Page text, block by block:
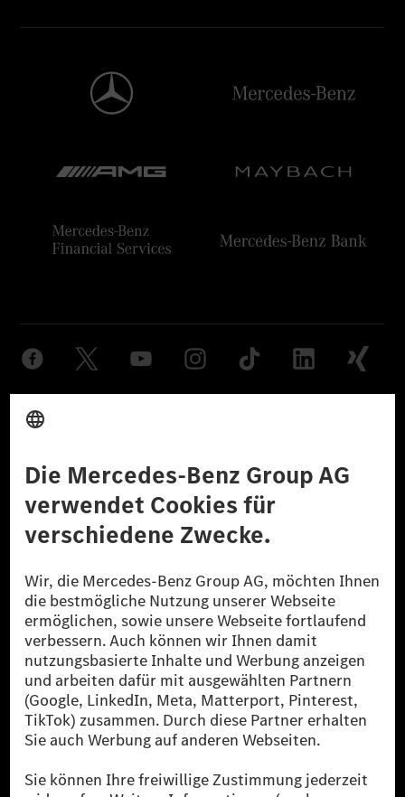
© 2026 Mercedes-Benz Group AG. Alle Rechte vorbehalten.
reduzierte CO₂-Emissionen bei der Mercedes-Benz Group durch
zertifizierte Ausgleichsprojekte kompensiert werden.
[2] Renewable Charging ist ein integraler Bestandteil von MB.CHARGE
Public in Europa, den USA, Kanada und China. Sofern an der jeweiligen
Ladestation noch kein Strom aus erneuerbaren Energien vorliegt,
verwendet Renewable Charging Grünstromzertifikate*. Diese stellen
sicher, dass für Ladevorgänge über MB.CHARGE Public eine äquivalente
Strommenge aus erneuerbaren Energien ins Stromnetz eingespeist wird.
Sie stammen ausschließlich aus Wind- und Solarkraftanlagen, die jünger
als sechs Jahre sind.
* Inkl. EKOenergy Ökolabel
* Die angegebenen Werte wurden nach dem vorgeschriebenen
Messverfahren WLTP (Worldwide harmonised Light vehicles Test